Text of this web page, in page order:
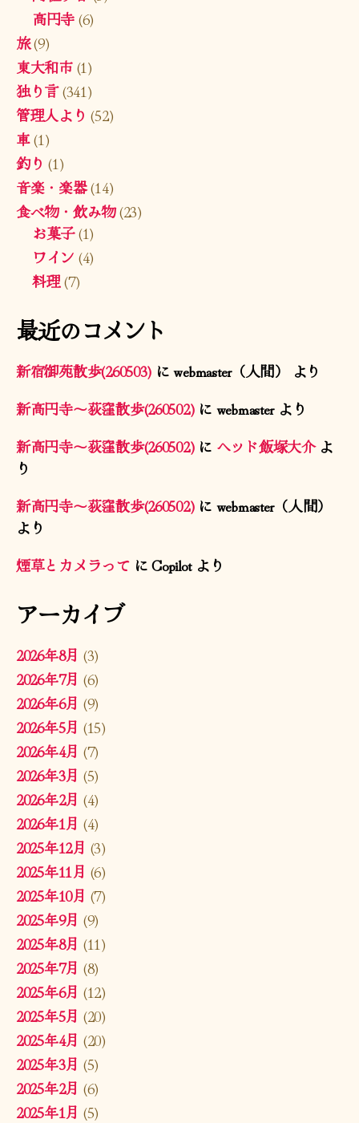
高円寺(6)
旅(9)
東大和市(1)
独り言(341)
管理人より (52)
車(1)
釣り (1)
音楽・楽器(14)
食べ物・飲み物(23)
お菓子(1)
ワイン (4)
料理(7)
最近のコメント
新宿御苑散歩(260503) にwebmaster（人間）
より
新高円寺〜荻窪散歩(260502)に webmasterより
新高円寺〜荻窪散歩(260502)に ヘッド飯塚大介よ
り
新高円寺〜荻窪散歩(260502)に webmaster（人間）
より
煙草とカメラってにCopilotより
アーカイブ
2026年8月 (3)
2026年7月 (6)
2026年6月 (9)
2026年5月 (15)
2026年4月 (7)
2026年3月 (5)
2026年2月 (4)
2026年1月 (4)
2025年12月 (3)
2025年11月 (6)
2025年10月 (7)
2025年9月 (9)
2025年8月 (11)
2025年7月 (8)
2025年6月 (12)
2025年5月 (20)
2025年4月 (20)
2025年3月 (5)
2025年2月 (6)
2025年1月 (5)